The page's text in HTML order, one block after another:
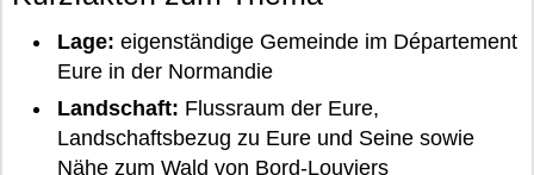
Lage: eigenständige Gemeinde im Département
Eure in der Normandie
Landschaft: Flussraum der Eure,
Landschaftsbezug zu Eure und Seine sowie
Nähe zum Wald von Bord-Louviers